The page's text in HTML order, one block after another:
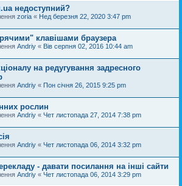
недоступний?
zoria « Нед березня 22, 2020 3:47 pm
клавішами браузера
Andriy « Вів серпня 02, 2016 10:44 am
на редугування задресного
Andriy « Пон січня 26, 2015 9:25 pm
рослин
Andriy « Чет листопада 27, 2014 7:38 pm
Andriy « Чет листопада 06, 2014 3:32 pm
- давати посилання на інші сайти
Andriy « Чет листопада 06, 2014 3:29 pm